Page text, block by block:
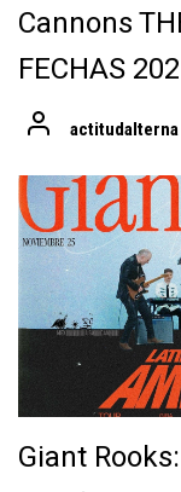
Cannons
FECHAS
actitudalterna
Giant